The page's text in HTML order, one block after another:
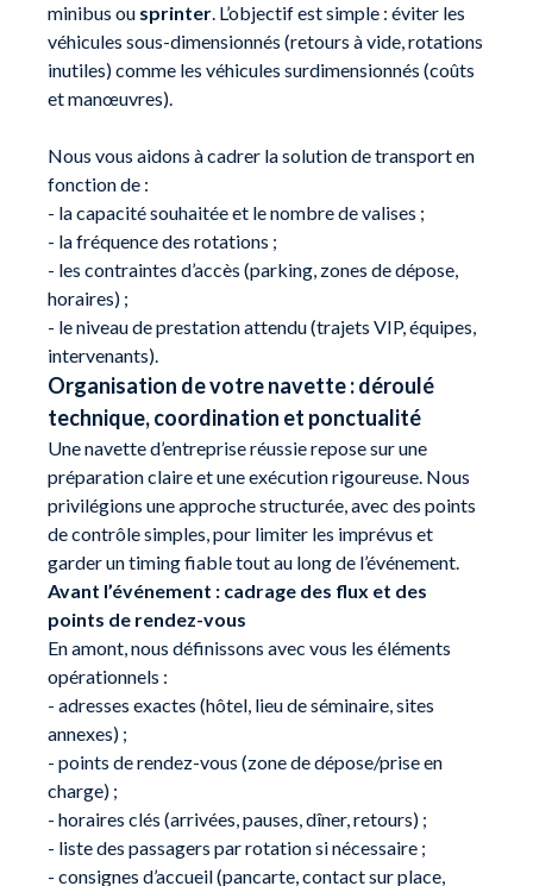
minibus ou sprinter. L’objectif est simple : éviter les
véhicules sous-dimensionnés (retours à vide, rotations
inutiles) comme les véhicules surdimensionnés (coûts
et manœuvres).
Nous vous aidons à cadrer la solution de transport en
fonction de :
- la capacité souhaitée et le nombre de valises ;
- la fréquence des rotations ;
- les contraintes d’accès (parking, zones de dépose,
horaires) ;
- le niveau de prestation attendu (trajets VIP, équipes,
intervenants).
Organisation de votre navette : déroulé
technique, coordination et ponctualité
Une navette d’entreprise réussie repose sur une
préparation claire et une exécution rigoureuse. Nous
privilégions une approche structurée, avec des points
de contrôle simples, pour limiter les imprévus et
garder un timing fiable tout au long de l’événement.
Avant l’événement : cadrage des flux et des
points de rendez-vous
En amont, nous définissons avec vous les éléments
opérationnels :
- adresses exactes (hôtel, lieu de séminaire, sites
annexes) ;
- points de rendez-vous (zone de dépose/prise en
charge) ;
- horaires clés (arrivées, pauses, dîner, retours) ;
- liste des passagers par rotation si nécessaire ;
- consignes d’accueil (pancarte, contact sur place,